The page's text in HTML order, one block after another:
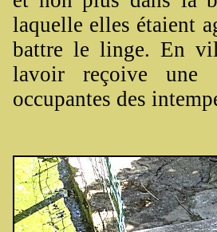
laquelle elles étaient
battre le linge. En
lavoir reçoive une
occupantes des